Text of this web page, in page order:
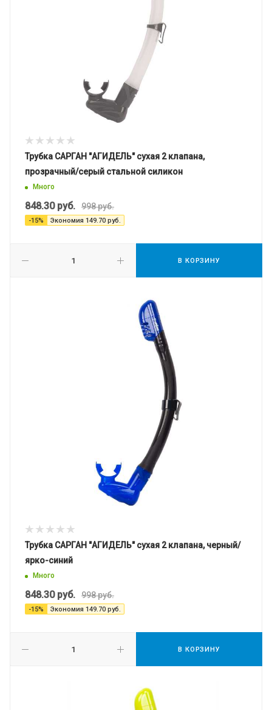
Трубка САРГАН "АГИДЕЛЬ" сухая 2 клапана,
прозрачный/серый стальной силикон
Много
848.30руб. 998руб.
-15% Экономия 149.70 руб.
В КОРЗИНУ
Трубка САРГАН "АГИДЕЛЬ" сухая 2 клапана, черный/
ярко-синий
Много
848.30руб. 998руб.
-15% Экономия 149.70 руб.
В КОРЗИНУ